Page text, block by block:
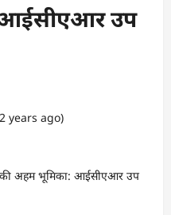
उप
years ago)